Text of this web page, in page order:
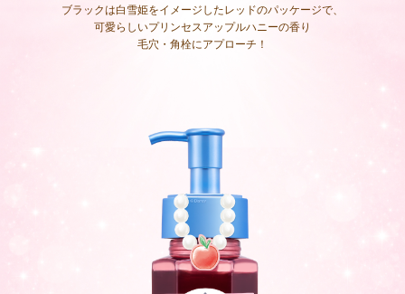
ブラックは⽩雪姫をイメージしたレッドのパッケージで、
可愛らしいプリンセスアップルハニーの⾹り
毛穴・角栓にアプローチ！